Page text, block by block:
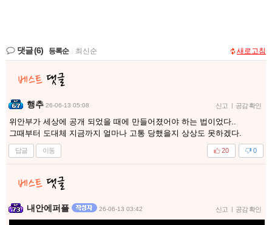
댓글(6) 등록순 최신순 새로고침
행추 26-06-13 05:08 신고 | 공감 확인
위안부가 세상에 공개 되었을 때에 만들어졌어야 하는 법이었다..
그때부터 도대체 지금까지 얼마나 고통 당했을지 상상도 못하겠다.
답글 이동 0
20
내안에퍼플 26-06-13 03:42 신고 | 공감 확인